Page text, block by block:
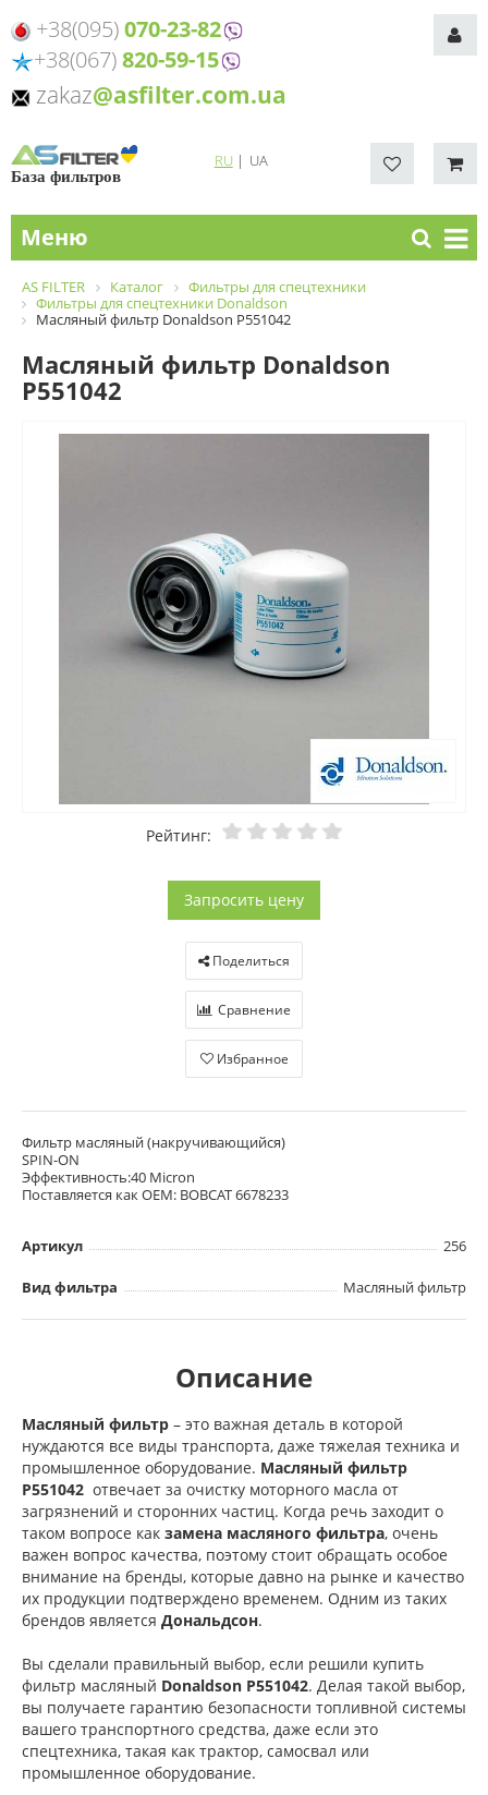
+38(095)070-23-82
+38(067)820-59-15
zakaz@asfilter.com.ua
База фильтров
RU| UA
Меню
AS FILTER Каталог
Фильтры для спецтехники
Фильтры для спецтехники Donaldson
Масляный фильтр Donaldson P551042
Масляный фильтр Donaldson
P551042
Рейтинг:
Запросить цену
Поделиться
Сравнение
Избранное
Фильтр масляный (накручивающийся)
SPIN-ON
Эффективность:40 Micron
Поставляется как OEM: BOBCAT 6678233
Артикул 256
Вид фильтра Масляный фильтр
Описание
Масляный фильтр – это важная деталь в которой
нуждаются все виды транспорта, даже тяжелая техника и
промышленное оборудование. Масляный фильтр
P551042 отвечает за очистку моторного масла от
загрязнений и сторонних частиц. Когда речь заходит о
таком вопросе как замена масляного фильтра, очень
важен вопрос качества, поэтому стоит обращать особое
внимание на бренды, которые давно на рынке и качество
их продукции подтверждено временем. Одним из таких
брендов является Дональдсон.
Вы сделали правильный выбор, если решили купить
фильтр масляный Donaldson P551042. Делая такой выбор,
вы получаете гарантию безопасности топливной системы
вашего транспортного средства, даже если это
спецтехника, такая как трактор, самосвал или
промышленное оборудование.